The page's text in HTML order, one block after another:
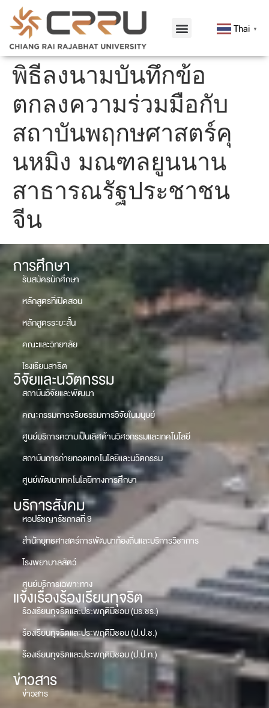
Thai ▼
พิธีลงนามบันทึกข้อ
ตกลงความร่วมมือกับ
สถาบันพฤกษศาสตร์คุ
นหมิง มณฑลยูนนาน
สาธารณรัฐประชาชน
จีน
การศึกษา
รับสมัครนักศึกษา
หลักสูตรที่เปิดสอน
หลักสูตรระยะสั้น
คณะและวิทยาลัย
โรงเรียนสาธิต
วิจัยและนวัตกรรม
สถาบันวิจัยและพัฒนา
คณะกรรมการจริยธรรมการวิจัยในมนุษย์
ศูนย์บริการความเป็นเลิศด้านวิศวกรรมและเทคโนโลยี
สถาบันการถ่ายทอดเทคโนโลยีและนวัตกรรม
ศูนย์พัฒนาเทคโนโลยีทางการศึกษา
บริการสังคม
หอปรัชญารัชกาลที่ 9
สำนักยุทธศาสตร์การพัฒนาท้องถิ่นและบริการวิชาการ
โรงพยาบาลสัตว์
ศูนย์บริการเฉพาะทาง
แจ้งเรื่องร้องเรียนทุจริต
ร้องเรียนทุจริตและประพฤติมิชอบ (มร.ชร.)
ร้องเรียนทุจริตและประพฤติมิชอบ (ป.ป.ช.)
ร้องเรียนทุจริตและประพฤติมิชอบ (ป.ป.ท.)
ข่าวสาร
ข่าวสาร